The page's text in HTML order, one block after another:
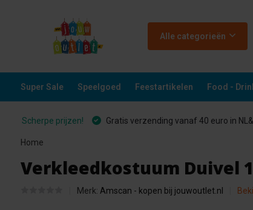
Alle categorieën
Super Sale Speelgoed Feestartikelen Food -
Scherpe prijzen! Gratis verzending vanaf 40 euro in
Home
Verkleedkostuum Duivel
Merk: Amscan - kopen bij jouwoutlet.nl